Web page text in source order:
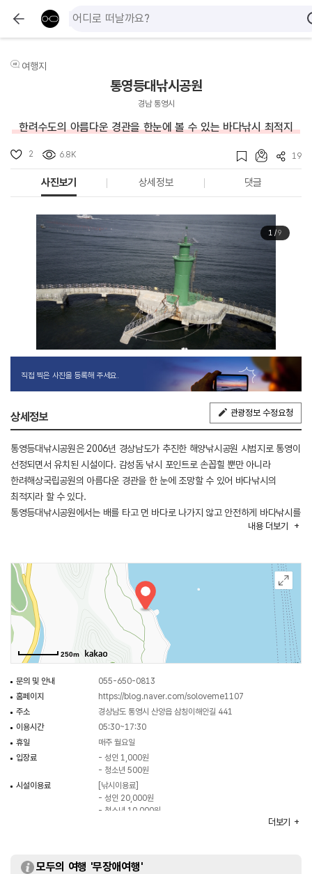
여행지
통영등대낚시공원
경남 통영시
한려수도의 아름다운 경관을 한눈에 볼 수 있는 바다낚시 최적지
2 6.8K 19
사진보기 상세정보 댓글
1/9
직접 찍은 사진을 등록해 주세요.
상세정보 관광정보 수정요청
통영등대낚시공원은 2006년 경상남도가 추진한 해양낚시공원 시범지로 통영이
선정되면서 유치된 시설이다. 감성돔 낚시 포인트로 손꼽힐 뿐만 아니라
한려해상국립공원의 아름다운 경관을 한 눈에 조망할 수 있어 바다낚시의
최적지라 할 수 있다.
통영등대낚시공원에서는 배를 타고 먼 바다로 나가지 않고 안전하게 바다낚시를
즐길 수 있다. 공원관리소에서부터 연결된 진입 도교를 따라 걸어가면, 해상
가두리 시설을 이용한 낚시체험장에서 짜릿한 손맛을 직접 즐길 수 있으며,
낚시데크를 이용하는 고객에 한하여 자전거를 무료로 대여하고 있다.
내용 더보기
250m
문의 및 안내
055-650-0813
홈페이지
https://blog.naver.com/soloveme1107
주소
경상남도 통영시 산양읍 삼칭이해안길 441
이용시간
05:30~17:30
휴일
매주 월요일
입장료
- 성인 1,000원
- 청소년 500원
시설이용료
[낚시이용료]
- 성인 20,000원
- 청소년 10,000원
더보기
모두의 여행 '무장애여행'